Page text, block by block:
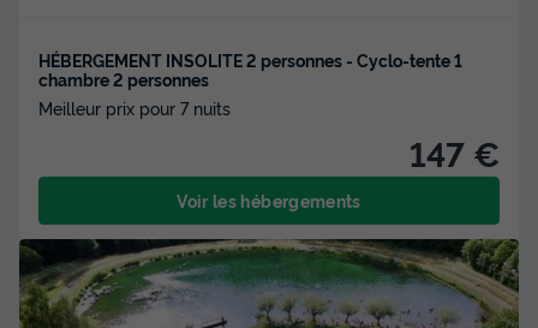
HÉBERGEMENT INSOLITE 2 personnes - Cyclo-tente 1
chambre 2 personnes
Meilleur prix pour 7 nuits
147 €
Voir les hébergements